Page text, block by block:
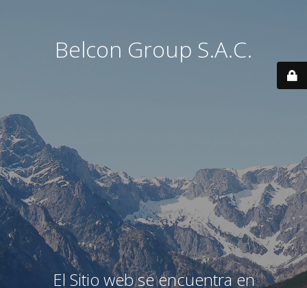
Belcon Group S.A.C.
El Sitio web se encuentra en